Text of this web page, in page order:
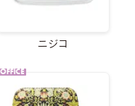
ニジコ
OFFICE